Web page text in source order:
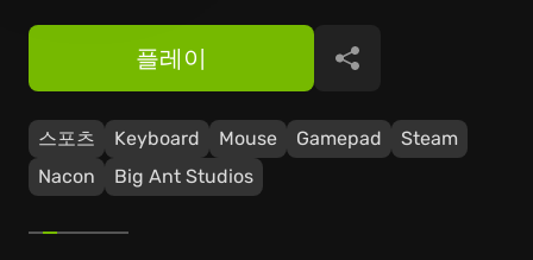
스포츠 Keyboard Mouse Gamepad
Steam
Nacon
Big Ant Studios
플레이 공유